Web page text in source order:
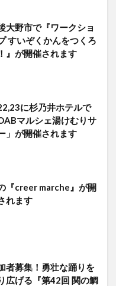
大野市で『ワークショ
すいぞくかんをつくろ
』が開催されます
に杉乃井ホテルで
マルシェ湯けむりサ
」が開催されます
『creer marche』が開
れます
者募集！勇壮な踊りを
広げる『第42回 関の鯛